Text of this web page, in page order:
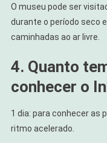
O museu pode ser
durante o período seco
caminhadas ao ar livre.
4. Quanto
conhecer o
1 dia: para conhecer as
ritmo acelerado.